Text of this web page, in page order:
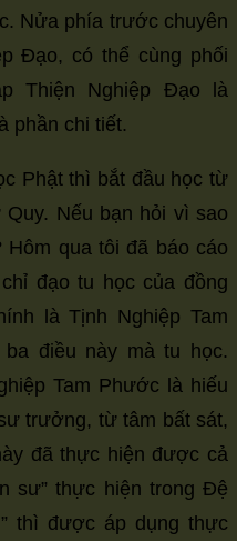
Nửa phía trước chuyên
Đạo, có thể cùng phối
Thiện Nghiệp Đạo là
phần chi tiết.
Phật thì bắt đầu học từ
Nếu bạn hỏi vì sao
qua tôi đã báo cáo
đạo tu học của đồng
là Tịnh Nghiệp Tam
điều này mà tu học.
Tam Phước là hiếu
trưởng, từ tâm bất sát,
đã thực hiện được cả
sư” thực hiện trong Đệ
thì được áp dụng thực